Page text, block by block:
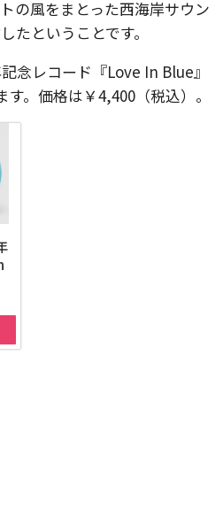
の風をまとった西海岸サウン
たということです。
念レコード『Love In Blue』
。価格は￥4,400（税込）。